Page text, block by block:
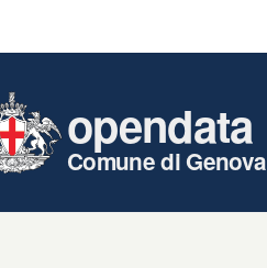
opendata
Comune di Genova